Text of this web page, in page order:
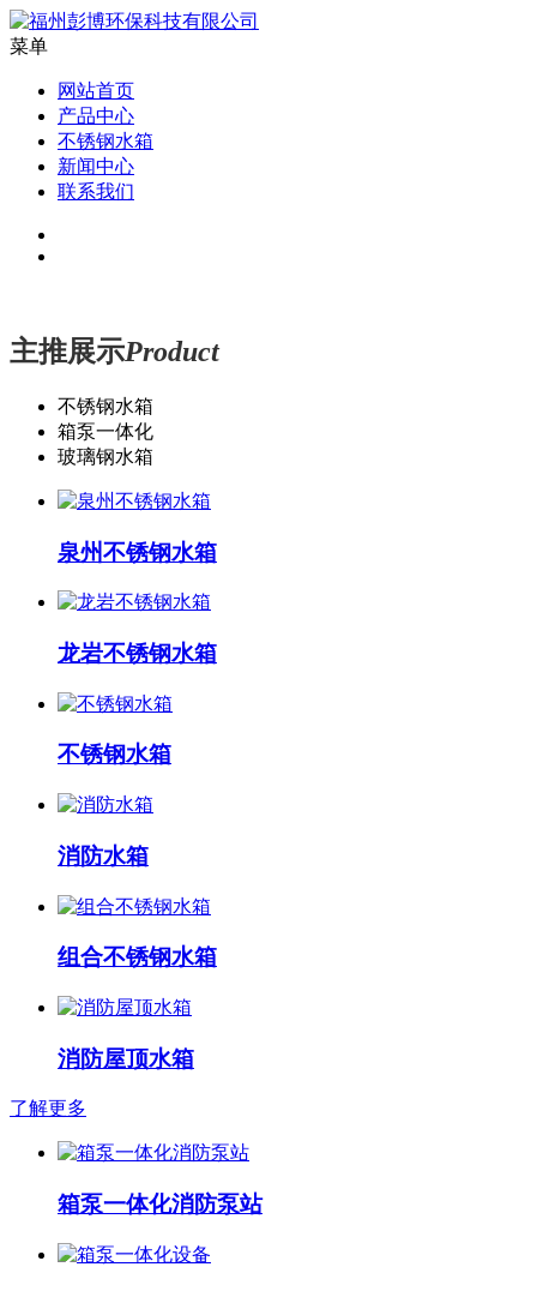
菜单
网站首页
产品中心
不锈钢水箱
新闻中心
联系我们
主推展示Product
不锈钢水箱
箱泵一体化
玻璃钢水箱
泉州不锈钢水箱
龙岩不锈钢水箱
不锈钢水箱
消防水箱
组合不锈钢水箱
消防屋顶水箱
了解更多
箱泵一体化消防泵站